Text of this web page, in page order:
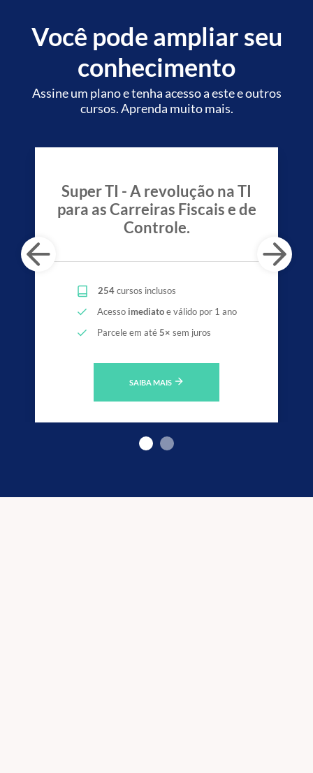
Você pode ampliar seu
conhecimento
Assine um plano e tenha acesso a este e outros
cursos. Aprenda muito mais.
Super TI - A revolução na TI
para as Carreiras Fiscais e de
Controle.
254cursos inclusos
Acesso imediatoe válido por 1 ano
Parcele em até5× sem juros
SAIBA MAIS